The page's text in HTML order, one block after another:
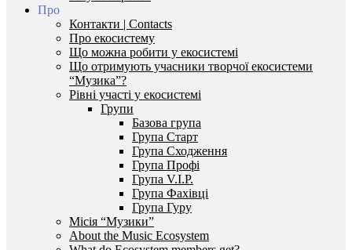
Про
Контакти | Contacts
Про екосистему
Що можна робити у екосистемі
Що отримують учасники творчої екосистеми
“Музика”?
Рівні участі у екосистемі
Групи
Базова група
Група Старт
Група Сходження
Група Профі
Група V.I.P.
Група Фахівці
Група Гуру
Місія “Музики”
About the Music Ecosystem